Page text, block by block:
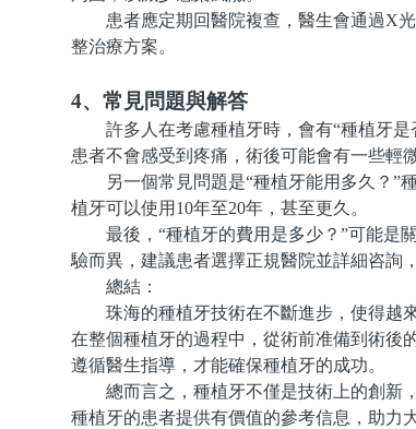
患者應定期回醫院複查，醫生會通過X光
整治療方案。
4、常見問題與解答
許多人在考慮種植牙時，會有“種植牙是
患者不會感受到疼痛，術後可能會有一些輕
另一個常見問題是“種植牙能用多久？”
植牙可以使用10年至20年，甚至更久。
最後，“種植牙的費用是多少？”可能是
驗而異，建議患者選擇正規醫院並詳細咨詢
總結：
珠海的種植牙技術在不斷進步，使得越來
在整個種植牙的過程中，從術前准備到術後
遵循醫生指導，才能確保種植牙的成功。
總而言之，種植牙不僅是技術上的創新
種植牙的患者提供有價值的參考信息，助力